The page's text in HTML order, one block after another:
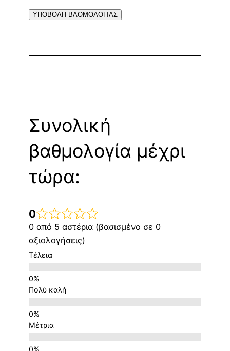
ΥΠΟΒΟΛΗ ΒΑΘΜΟΛΟΓΙΑΣ
Συνολική
βαθμολογία μέχρι
τώρα:
0
0 από 5 αστέρια (βασισμένο σε 0
αξιολογήσεις)
Τέλεια
Πολύ καλή
Μέτρια